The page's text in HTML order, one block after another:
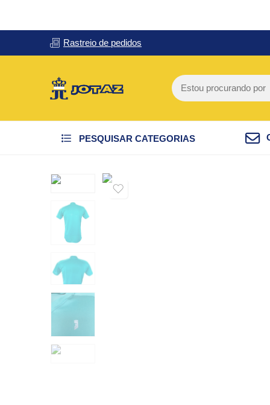
Rastreio de pedidos
PESQUISAR CATEGORIAS